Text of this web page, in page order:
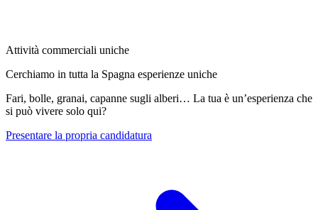
Attività commerciali uniche
Cerchiamo in tutta la Spagna esperienze uniche
Fari, bolle, granai, capanne sugli alberi… La tua è un’esperienza che
si può vivere solo qui?
Presentare la propria candidatura